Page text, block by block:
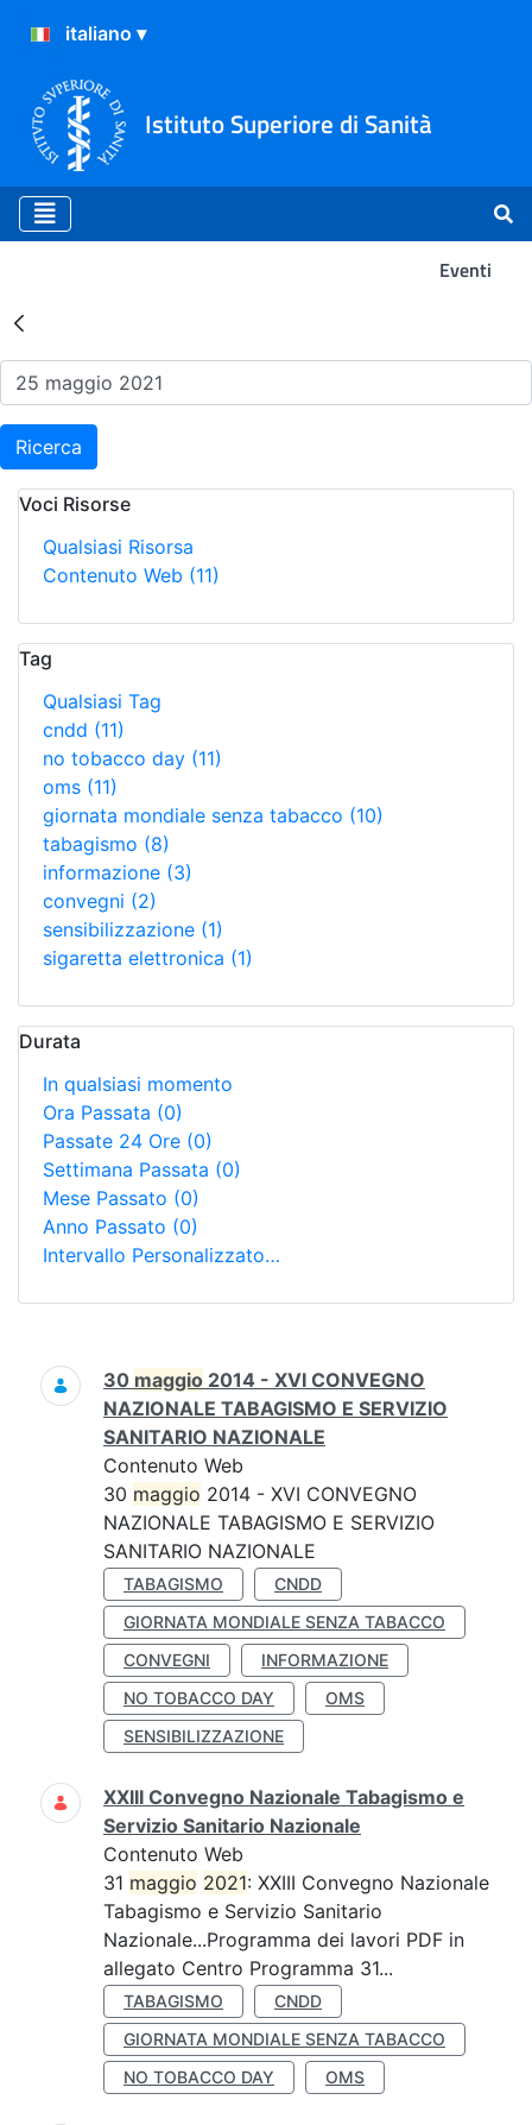
Istituto Superiore di Sanità
Eventi
Risultati della Ricerca -
Ricerca
Voci Risorse
Qualsiasi Risorsa
Contenuto Web (11)
Tag
Qualsiasi Tag
cndd (11)
no tobacco day (11)
oms (11)
giornata mondiale senza tabacco (10)
tabagismo (8)
informazione (3)
convegni (2)
sensibilizzazione (1)
sigaretta elettronica (1)
Durata
In qualsiasi momento
Ora Passata (0)
Passate 24 Ore (0)
Settimana Passata (0)
Mese Passato (0)
Anno Passato (0)
Intervallo Personalizzato…
Ricerca
30 maggio 2014 - XVI CONVEGNO
NAZIONALE TABAGISMO E SERVIZIO
SANITARIO NAZIONALE
Contenuto Web
30 maggio 2014 - XVI CONVEGNO
NAZIONALE TABAGISMO E SERVIZIO
SANITARIO NAZIONALE
TABAGISMO
CNDD
GIORNATA MONDIALE SENZA TABACCO
CONVEGNI
INFORMAZIONE
NO TOBACCO DAY
OMS
SENSIBILIZZAZIONE
XXIII Convegno Nazionale Tabagismo e
Servizio Sanitario Nazionale
Contenuto Web
31 maggio 2021: XXIII Convegno Nazionale
Tabagismo e Servizio Sanitario
Nazionale...Programma dei lavori PDF in
allegato Centro Programma 31...
TABAGISMO
CNDD
GIORNATA MONDIALE SENZA TABACCO
NO TOBACCO DAY
OMS